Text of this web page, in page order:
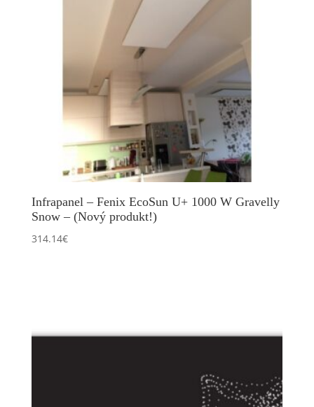
Infrapanel – Fenix EcoSun U+ 1000 W Gravelly
Snow – (Nový produkt!)
314.14€